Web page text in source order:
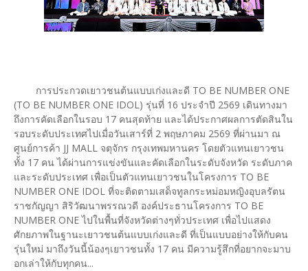
การประกวดเยาวชนต้นแบบเก่งและดี TO BE NUMBER ONE
(TO BE NUMBER ONE IDOL) รุ่นที่ 16 ประจำปี 2569 เดินทางมา
ถึงการคัดเลือกในรอบ 17 คนสุดท้าย และได้ประกาศผลการตัดสินใน
รอบระดับประเทศไปเมื่อวันเสาร์ที่ 2 พฤษภาคม 2569 ที่ผ่านมา ณ
ศูนย์การค้า JJ MALL จตุจักร กรุงเทพมหานคร โดยตัวแทนเยาวชน
ทั้ง 17 คน ได้ผ่านการแข่งขันและคัดเลือกในระดับจังหวัด ระดับภาค
และระดับประเทศ เพื่อเป็นตัวแทนเยาวชนในโครงการ TO BE
NUMBER ONE IDOL ที่จะติดตามเสด็จทูลกระหม่อมหญิงอุบลรัตน
ราชกัญญา สิริวัฒนาพรรณวดี องค์ประธานโครงการ TO BE
NUMBER ONE ไปในพื้นที่จังหวัดต่างๆทั่วประเทศ เพื่อไปแสดง
ศักยภาพในฐานะเยาวชนต้นแบบเก่งและดี ที่เป็นแบบอย่างให้กับคน
รุ่นใหม่ มาถึงวันนี้น้องๆเยาวชนทั้ง 17 คน มีความรู้สึกที่อยากจะมาบ
อกเล่าให้กับทุกคน...